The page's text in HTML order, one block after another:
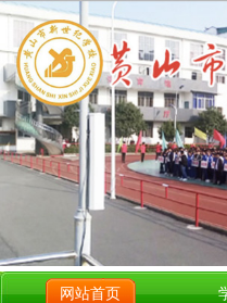
网站首页